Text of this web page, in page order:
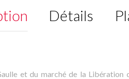
Détails
et du marché de la Libération